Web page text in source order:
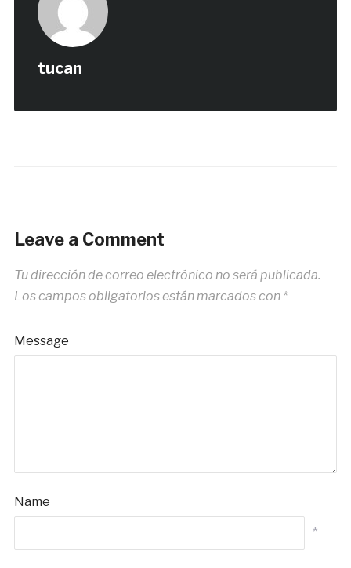
tucan
Leave a Comment
Tu dirección de correo electrónico no será publicada.
Los campos obligatorios están marcados con *
Message
Name
*